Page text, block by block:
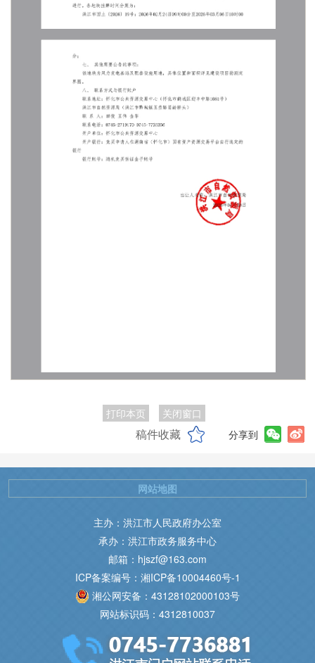
打印本页 关闭窗口
稿件收藏 分享到
主办：洪江市人民政府办公室
承办：洪江市政务服务中心
邮箱：hjszf@163.com
ICP备案编号：湘ICP备10004460号-1
湘公网安备：43128102000103号
网站标识码：4312810037
网站地图